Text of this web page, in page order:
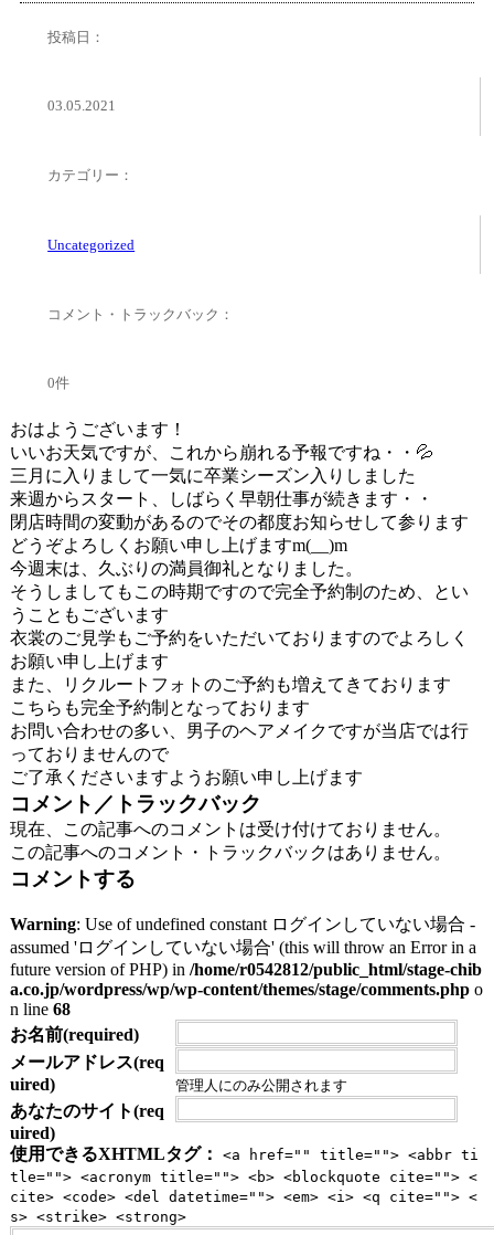
投稿日：
03.05.2021
カテゴリー：
Uncategorized
コメント・トラックバック：
0件
おはようございます！
いいお天気ですが、これから崩れる予報ですね・・💦
三月に入りまして一気に卒業シーズン入りしました
来週からスタート、しばらく早朝仕事が続きます・・
閉店時間の変動があるのでその都度お知らせして参ります
どうぞよろしくお願い申し上げますm(__)m
今週末は、久ぶりの満員御礼となりました。
そうしましてもこの時期ですので完全予約制のため、とい
うこともございます
衣裳のご見学もご予約をいただいておりますのでよろしく
お願い申し上げます
また、リクルートフォトのご予約も増えてきております
こちらも完全予約制となっております
お問い合わせの多い、男子のヘアメイクですが当店では行
っておりませんので
ご了承くださいますようお願い申し上げます
コメント／トラックバック
現在、この記事へのコメントは受け付けておりません。
この記事へのコメント・トラックバックはありません。
コメントする
Warning: Use of undefined constant ログインしていない場合 -
assumed 'ログインしていない場合' (this will throw an Error in a
future version of PHP) in /home/r0542812/public_html/stage-chib
a.co.jp/wordpress/wp/wp-content/themes/stage/comments.phpo
n line 68
お名前(required)
メールアドレス(req
uired)
管理人にのみ公開されます
あなたのサイト(req
uired)
使用できるXHTMLタグ：
<a href="" title=""> <abbr ti
tle=""> <acronym title=""> <b> <blockquote cite=""> <
cite> <code> <del datetime=""> <em> <i> <q cite=""> <
s> <strike> <strong>